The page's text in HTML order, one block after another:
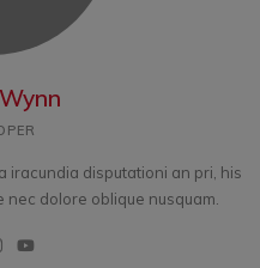
iracundia disputationi an pri, his
nec dolore oblique nusquam.